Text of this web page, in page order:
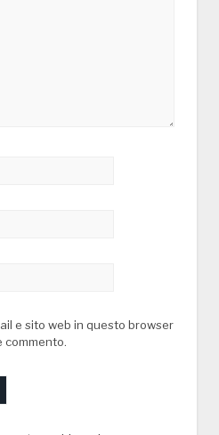
e sito web in questo browser
commento.